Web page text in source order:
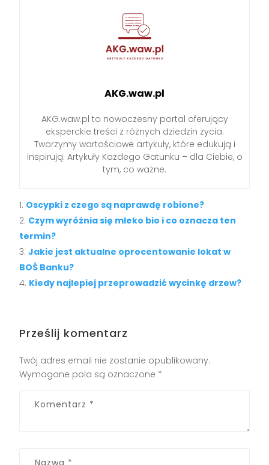
AKG.waw.pl
AKG.waw.pl to nowoczesny portal oferujący
eksperckie treści z różnych dziedzin życia.
Tworzymy wartościowe artykuły, które edukują i
inspirują. Artykuły Każdego Gatunku – dla Ciebie, o
tym, co ważne.
Oscypki z czego są naprawdę robione?
Czym wyróżnia się mleko bio i co oznacza ten
termin?
Jakie jest aktualne oprocentowanie lokat w
BOŚ Banku?
Kiedy najlepiej przeprowadzić wycinkę drzew?
Prześlij komentarz
Twój adres email nie zostanie opublikowany.
Wymagane pola są oznaczone *